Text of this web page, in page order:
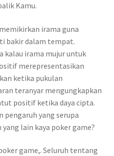
Kamu.
irama guna
bakir dalam tempat.
kalau irama mujur untuk
merepresentasikan
ketika pukulan
teranyar mengungkapkan
positif ketika daya cipta.
pengaruh yang serupa
lain kaya poker game?
game,. Seluruh tentang